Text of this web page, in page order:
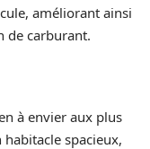
améliorant ainsi
de carburant.
à envier aux plus
spacieux,